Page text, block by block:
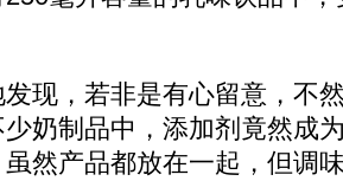
，若非是有心留意，不
奶制品中，添加剂竟然成
然产品都放在一起，但调